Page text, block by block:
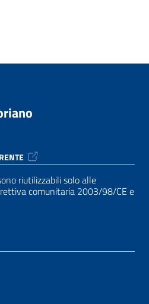
riutilizzabili solo alle
comunitaria 2003/98/CE e